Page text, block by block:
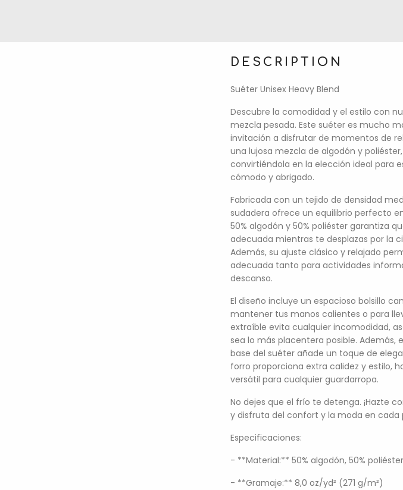
DESCRIPTION
Suéter Unisex Heavy Blend
Descubre la comodidad y el estilo con
mezcla pesada. Este suéter es mucho
invitación a disfrutar de momentos de
una lujosa mezcla de algodón y
convirtiéndola en la elección ideal para
cómodo y abrigado.
Fabricada con un tejido de densidad
sudadera ofrece un equilibrio perfecto
50% algodón y 50% poliéster garantiza
adecuada mientras te desplazas por la
Además, su ajuste clásico y relajado
adecuada tanto para actividades
descanso.
El diseño incluye un espacioso bolsillo
mantener tus manos calientes o para
extraíble evita cualquier incomodidad,
sea lo más placentera posible.
base del suéter añade un toque de
forro proporciona extra calidez y estilo,
versátil para cualquier guardarropa.
No dejes que el frío te detenga. ¡Hazte
y disfruta del confort y la moda en cada
Especificaciones:
- **Material:** 50% algodón, 50% poliéster
- **Gramaje:** 8,0 oz/yd² (271 g/m²)